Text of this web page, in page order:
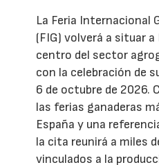
La Feria Internacional
(FIG) volverá a situar
centro del sector
con la celebración de
6 de octubre de 2026.
las ferias ganaderas
España y una
la cita reunirá a miles
vinculados a la